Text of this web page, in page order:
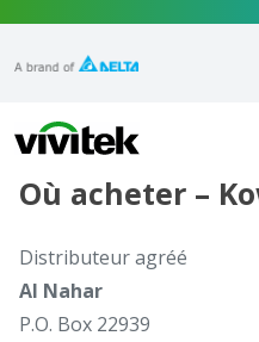
Vivitek
Où acheter –
Distributeur agréé
Al Nahar
P.O. Box 22939